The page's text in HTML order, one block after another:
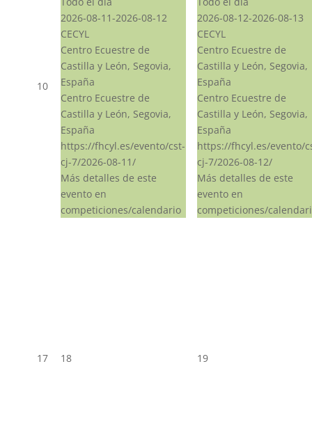
10
2026-08-11-2026-08-12
CECYL
Centro Ecuestre de
Castilla y León, Segovia,
España
Centro Ecuestre de
Castilla y León, Segovia,
España
https://fhcyl.es/evento/cst-
cj-7/2026-08-11/
Más detalles de este
evento en
competiciones/calendario
2026-08-12-2026-08-13
CECYL
Centro Ecuestre de
Castilla y León, Segovia,
España
Centro Ecuestre de
Castilla y León, Segovia,
España
https://fhcyl.es/evento/
cj-7/2026-08-12/
Más detalles de este
evento en
competiciones/
17 18 19